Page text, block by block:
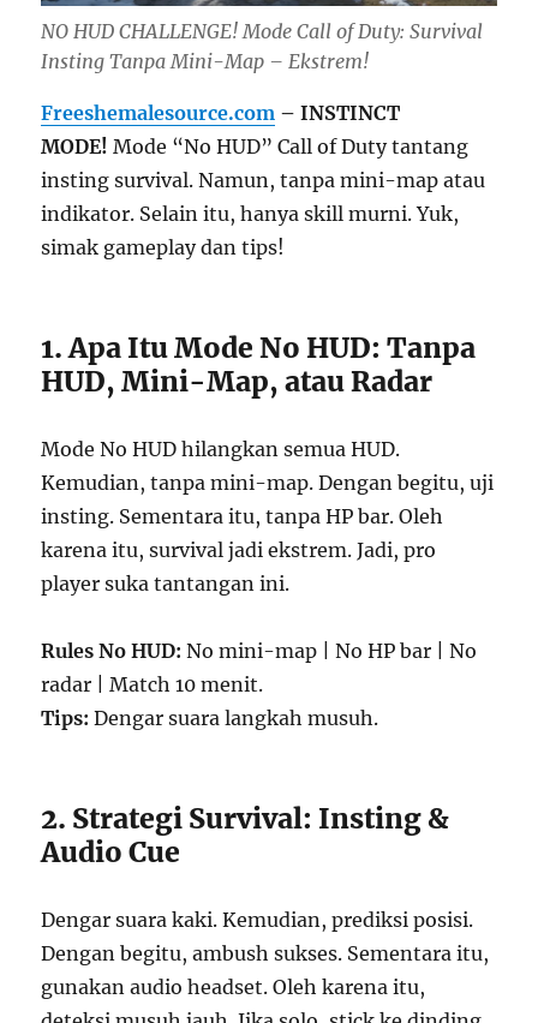
NO HUD CHALLENGE! Mode Call of Duty: Survival
Insting Tanpa Mini-Map – Ekstrem!
Freeshemalesource.com – INSTINCT
MODE! Mode “No HUD” Call of Duty tantang
insting survival. Namun, tanpa mini-map atau
indikator. Selain itu, hanya skill murni. Yuk,
simak gameplay dan tips!
1. Apa Itu Mode No HUD: Tanpa
HUD, Mini-Map, atau Radar
Mode No HUD hilangkan semua HUD.
Kemudian, tanpa mini-map. Dengan begitu, uji
insting. Sementara itu, tanpa HP bar. Oleh
karena itu, survival jadi ekstrem. Jadi, pro
player suka tantangan ini.
Rules No HUD: No mini-map | No HP bar | No
radar | Match 10 menit.
Tips: Dengar suara langkah musuh.
2. Strategi Survival: Insting &
Audio Cue
Dengar suara kaki. Kemudian, prediksi posisi.
Dengan begitu, ambush sukses. Sementara itu,
gunakan audio headset. Oleh karena itu,